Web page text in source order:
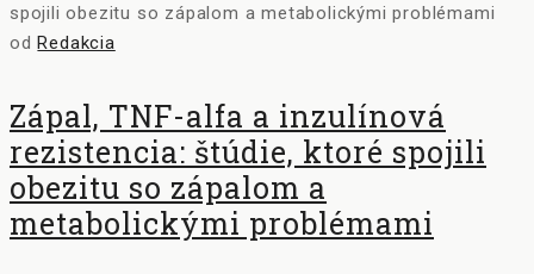
od Redakcia
Zápal, TNF-alfa a inzulínová
rezistencia: štúdie, ktoré spojili
obezitu so zápalom a
metabolickými problémami